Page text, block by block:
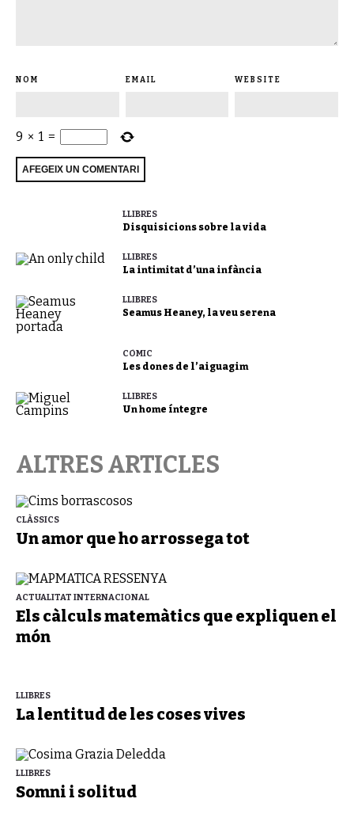
NOM EMAIL WEBSITE
9 × 1 =
LLIBRES
Disquisicions sobre la vida
LLIBRES
La intimitat d’una infància
LLIBRES
Seamus Heaney, la veu serena
CÒMIC
Les dones de l’aiguagim
LLIBRES
Un home íntegre
ALTRES ARTICLES
CLÀSSICS
Un amor que ho arrossega tot
ACTUALITAT INTERNACIONAL
Els càlculs matemàtics que expliquen el
món
LLIBRES
La lentitud de les coses vives
LLIBRES
Somni i solitud